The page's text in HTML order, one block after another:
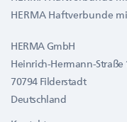
HERMA Haftverbunde
HERMA GmbH
Heinrich-Hermann-Straße
70794 Filderstadt
Deutschland